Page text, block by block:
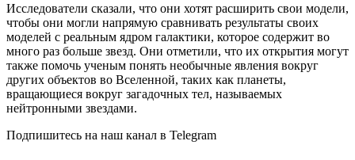
Исследователи сказали, что они хотят расширить свои модели,
чтобы они могли напрямую сравнивать результаты своих
моделей с реальным ядром галактики, которое содержит во
много раз больше звезд. Они отметили, что их открытия могут
также помочь ученым понять необычные явления вокруг
других объектов во Вселенной, таких как планеты,
вращающиеся вокруг загадочных тел, называемых
нейтронными звездами.
Подпишитесь на наш канал в Telegram